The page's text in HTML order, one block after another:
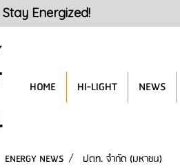
Stay Energized!
HOME HI-LIGHT NEWS
ENERGY NEWS ปตท. จำกัด (มหาชน)